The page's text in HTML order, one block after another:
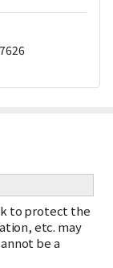
to protect the
etc. may
be a